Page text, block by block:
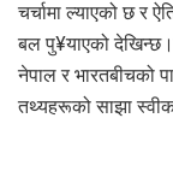
चर्चामा ल्याएको छ र
बल पु¥याएको
नेपाल र भारतबीचको
तथ्यहरूको साझा